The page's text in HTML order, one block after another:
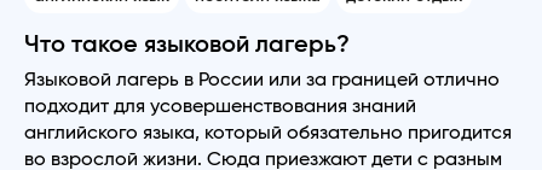
Что такое языковой лагерь?
Языковой лагерь в России или за границей отлично
подходит для усовершенствования знаний
английского языка, который обязательно пригодится
во взрослой жизни. Сюда приезжают дети с разным